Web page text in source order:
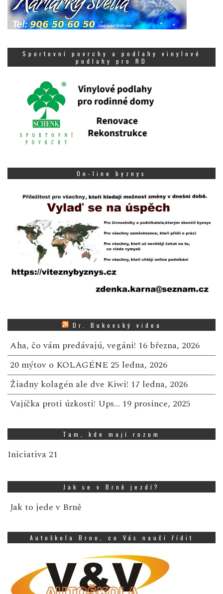
Sportovní povrchy a podlahy vinylové
podlahy pro RD
On-line byznys
Dr. Bukovský videa
Aha, čo vám predávajú, vegáni! 16 března, 2026
20 mýtov o KOLAGÉNE 25 ledna, 2026
Žiadny kolagén ale dve Kiwi! 17 ledna, 2026
Vajíčka proti úzkosti! Ups… 19 prosince, 2025
Tam, kde mají rozum
Iniciativa 21
Jak se v Brně jezdí?
Jak to jede v Brně
Autoškola Brno, co Vás naučí řídit